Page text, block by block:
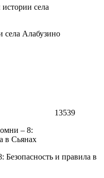
села Алабузино
13539
и правила в